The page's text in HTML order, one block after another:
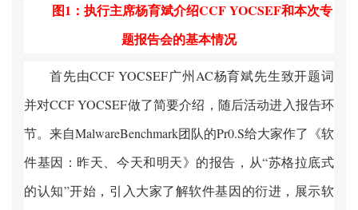
图1 ：执行主席杨育斌介绍CCF YOCSEF和本次专
题报告会的基本情况
首先由CCF YOCSEF广州AC杨育斌先生致开题词
并对CCF YOCSEF做了简要介绍，随后活动进入报告环
节。来自MalwareBenchmark团队的Pr0.S给大家作了《软
件基因：昨天、今天和明天》的报告，从“苏格拉底式
的认知”开始，引入大家了解软件基因的衍进，展示软